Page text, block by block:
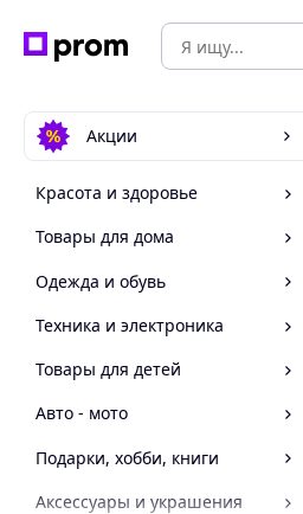
Акции
Красота и здоровье
Товары для дома
Одежда и обувь
Техника и электроника
Товары для детей
Авто - мото
Подарки, хобби, книги
Аксессуары и украшения